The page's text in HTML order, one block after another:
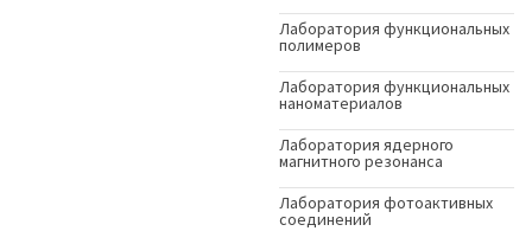
Лаборатория функциональных
полимеров
Лаборатория функциональных
наноматериалов
Лаборатория ядерного
магнитного резонанса
Лаборатория фотоактивных
соединений